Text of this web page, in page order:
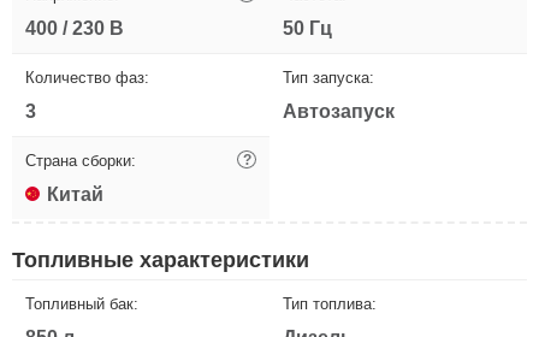
400 / 230 В 50 Гц
Количество фаз:
3
Тип запуска:
Автозапуск
Страна сборки: ?
Китай
Топливные характеристики
Топливный бак: Тип топлива: